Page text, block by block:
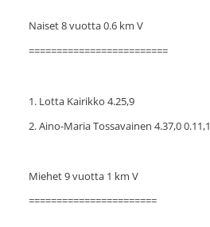
Naiset 8 vuotta 0.6 km V
=========================
1. Lotta Kairikko 4.25,9
2. Aino-Maria Tossavainen 4.37,0 0.11,1
Miehet 9 vuotta 1 km V
=======================